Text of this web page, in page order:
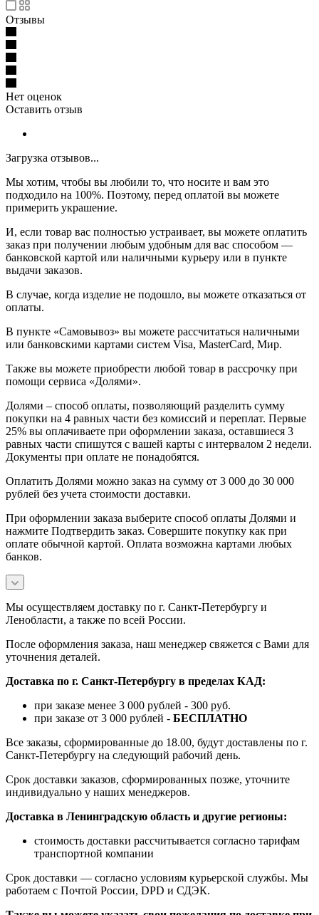
Отзывы
Нет оценок
Оставить отзыв
Загрузка отзывов...
Мы хотим, чтобы вы любили то, что носите и вам это
подходило на 100%. Поэтому, перед оплатой вы можете
примерить украшение.
И, если товар вас полностью устраивает, вы можете оплатить
заказ при получении любым удобным для вас способом —
банковской картой или наличными курьеру или в пункте
выдачи заказов.
В случае, когда изделие не подошло, вы можете отказаться от
оплаты.
В пункте «Самовывоз» вы можете рассчитаться наличными
или банковскими картами систем Visa, MasterCard, Мир.
Также вы можете приобрести любой товар в рассрочку при
помощи сервиса «Долями».
Долями – способ оплаты, позволяющий разделить сумму
покупки на 4 равных части без комиссий и переплат. Первые
25% вы оплачиваете при оформлении заказа, оставшиеся 3
равных части спишутся с вашей карты с интервалом 2 недели.
Документы при оплате не понадобятся.
Оплатить Долями можно заказ на сумму от 3 000 до 30 000
рублей без учета стоимости доставки.
При оформлении заказа выберите способ оплаты Долями и
нажмите Подтвердить заказ. Совершите покупку как при
оплате обычной картой. Оплата возможна картами любых
банков.
Мы осуществляем доставку по г. Санкт-Петербургу и
Ленобласти, а также по всей России.
После оформления заказа, наш менеджер свяжется с Вами для
уточнения деталей.
Доставка по г. Санкт-Петербургу в пределах КАД:
при заказе менее 3 000 рублей - 300 руб.
при заказе от 3 000 рублей - БЕСПЛАТНО
Все заказы, сформированные до 18.00, будут доставлены по г.
Санкт-Петербургу на следующий рабочий день.
Срок доставки заказов, сформированных позже, уточните
индивидуально у наших менеджеров.
Доставка в Ленинградскую область и другие регионы:
стоимость доставки рассчитывается согласно тарифам
транспортной компании
Срок доставки — согласно условиям курьерской службы. Мы
работаем с Почтой России, DPD и СДЭК.